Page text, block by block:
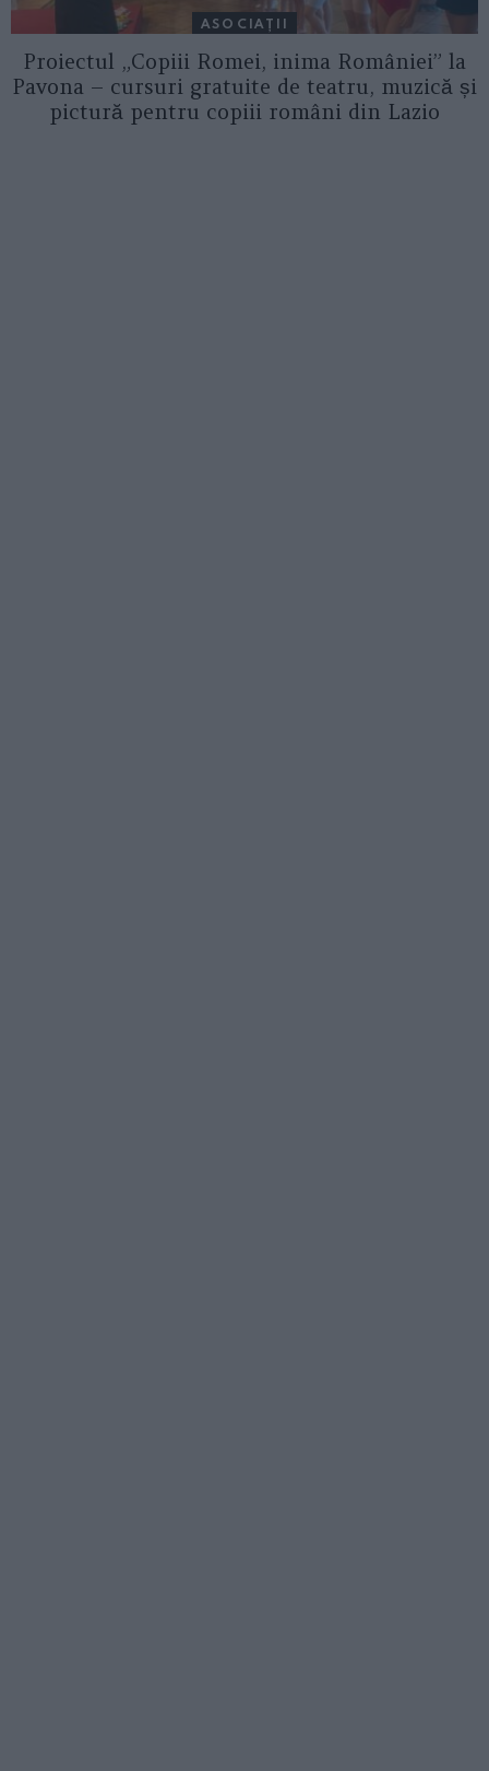
ASOCIAŢII
Proiectul „Copiii Romei, inima României” la
Pavona – cursuri gratuite de teatru, muzică și
pictură pentru copiii români din Lazio